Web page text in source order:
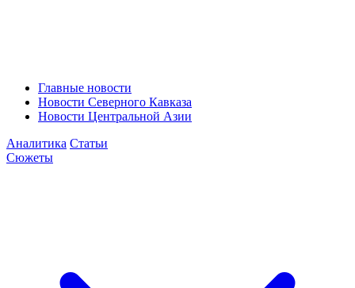
Главные новости
Новости Северного Кавказа
Новости Центральной Азии
Аналитика Статьи
Сюжеты